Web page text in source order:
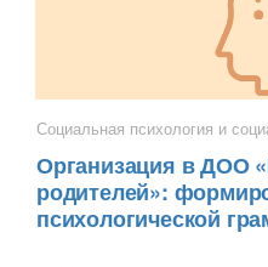
Социальная психология и
Организация в ДОО
родителей»:
психологической